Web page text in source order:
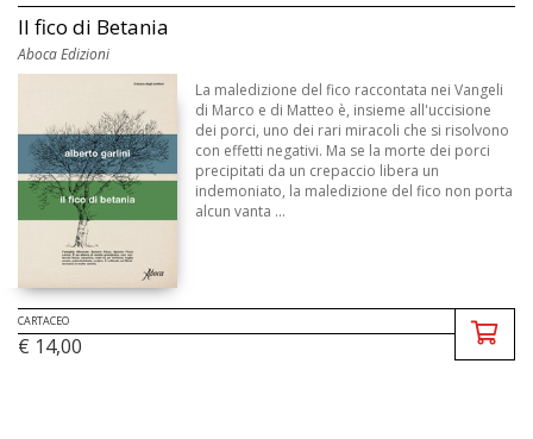
Il fico di Betania
Aboca Edizioni
La maledizione del fico raccontata nei Vangeli
di Marco e di Matteo è, insieme all'uccisione
dei porci, uno dei rari miracoli che si risolvono
con effetti negativi. Ma se la morte dei porci
precipitati da un crepaccio libera un
indemoniato, la maledizione del fico non porta
alcun vanta ...
CARTACEO
€ 14,00